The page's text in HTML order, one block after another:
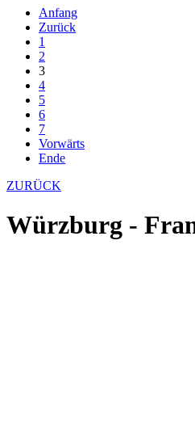
Anfang
Zurück
1
2
3
4
5
6
7
Vorwärts
Ende
ZURÜCK
Würzburg -